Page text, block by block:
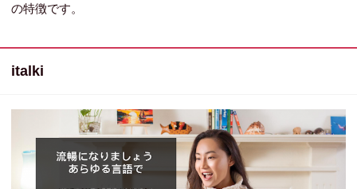
の特徴です。
italki